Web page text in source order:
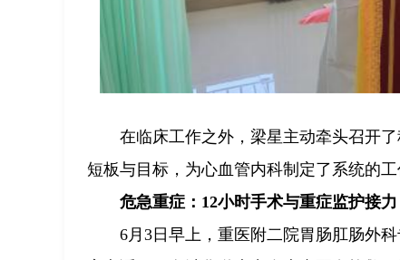
在临床工作之外，梁星主动牵头召开
短板与目标，为心血管内科制定了系统的工
危急重症：12小时手术与重症监护接力
6月3日早上，重医附二院胃肠肛肠外